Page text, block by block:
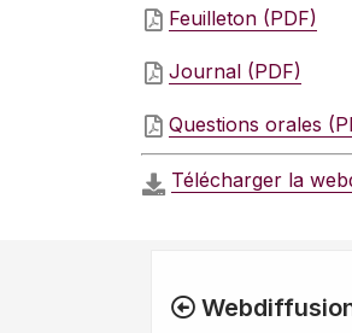
Feuilleton (PDF)
Journal (PDF)
Questions orales
Télécharger la